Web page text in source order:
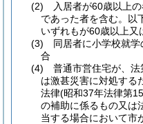
(2)
入居者が60歳以上
であった者を含む。以
いずれもが60歳以上又
(3)
同居者に小学校就
合
(4)
普通市営住宅が、法
は激甚災害に対処する
法律(昭和37年法律第
の補助に係るもの又は
当する場合において市